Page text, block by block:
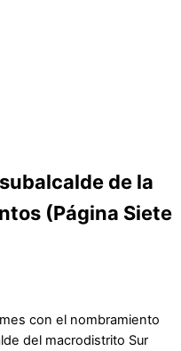
de la
(Página Siete
con el nombramiento
del macrodistrito Sur